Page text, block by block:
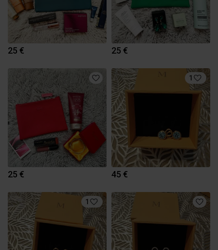
25 € 25 €
25 €
1
45 €
1